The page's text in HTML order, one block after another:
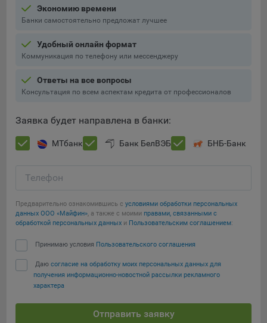
Экономию времени
Банки самостоятельно предложат лучшее
Удобный онлайн формат
Коммуникация по телефону или мессенджеру
Ответы на все вопросы
Консультация по всем аспектам кредита от профессионалов
Заявка будет направлена в банки:
МТбанк Банк БелВЭБ БНБ-Банк
Телефон
Предварительно ознакомившись с условиями обработки персональных
данных ООО «Майфин», а также с моими правами, связанными с
обработкой персональных данных и Пользовательским соглашением:
Принимаю условия Пользовательского соглашения
Даю согласие на обработку моих персональных данных для
получения информационно-новостной рассылки рекламного
характера
Отправить заявку